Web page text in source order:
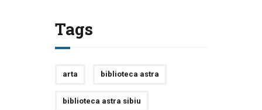
Tags
arta biblioteca astra
biblioteca astra sibiu